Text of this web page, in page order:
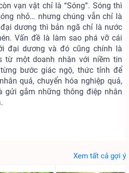
vạn vật chỉ là “Sóng”. Sóng thì
nhỏ… nhưng chúng vẫn chỉ là
dương thì bản ngã chỉ là nước
Vấn đề là làm sao phá vỡ cái
đại dương và đó cũng chính là
từ một doanh nhân với niềm tin
bước giác ngộ, thức tỉnh để
quả, chuyển hóa nghiệp quả,
gửi gắm những thông điệp nhân
Xem tất cả gợi ý